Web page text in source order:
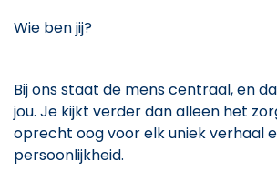
Wie ben jij?
Bij ons staat de mens centraal, en
jou. Je kijkt verder dan alleen het
oprecht oog voor elk uniek verhaal
persoonlijkheid.